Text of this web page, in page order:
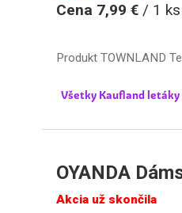
Cena 7,99 € / 1 ks
Produkt TOWNLAND
Všetky Kaufland letáky
OYANDA
Akcia už skončila